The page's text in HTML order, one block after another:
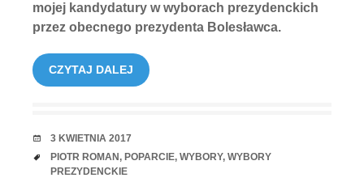
mojej kandydatury w wyborach prezydenckich
przez obecnego prezydenta Bolesławca.
CZYTAJ DALEJ
RANDKA
3 KWIETNIA 2017
TAGI
PIOTR ROMAN, POPARCIE, WYBORY, WYBORY
PREZYDENCKIE